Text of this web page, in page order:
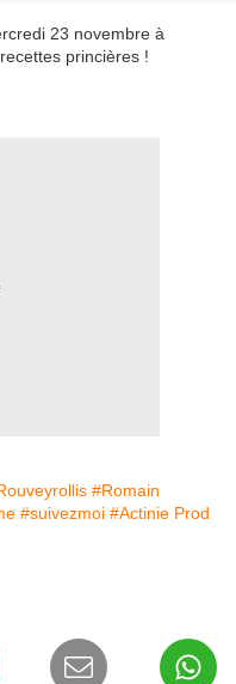
23 novembre à
princières !
#Romain
#suivezmoi #Actinie Prod